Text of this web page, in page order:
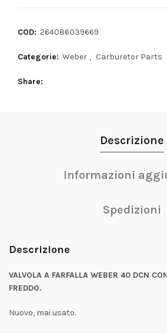
COD: 264086039669
Categorie: Weber , Carburetor Parts
Share
Descrizione
Informazioni
Spedizioni
Descrizione
VALVOLA A FARFALLA WEBER 40 DCN
FREDDO.
Nuovo, mai usato.